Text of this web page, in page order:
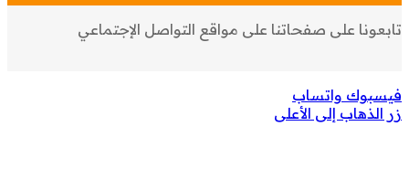
تابعونا على صفحاتنا على مواقع التواصل الإجتماعي
فيسبوك واتساب
زر الذهاب إلى الأعلى